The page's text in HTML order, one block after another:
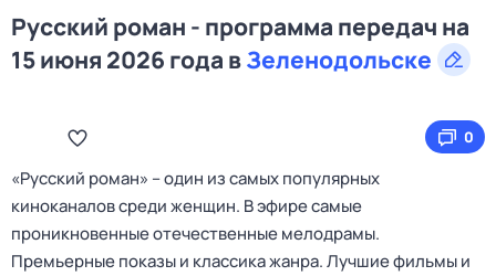
Русский роман - программа передач на
15 июня 2026 года вЗеленодольске
0
«Русский роман» – один из самых популярных
киноканалов среди женщин. В эфире самые
проникновенные отечественные мелодрамы.
Премьерные показы и классика жанра. Лучшие фильмы и